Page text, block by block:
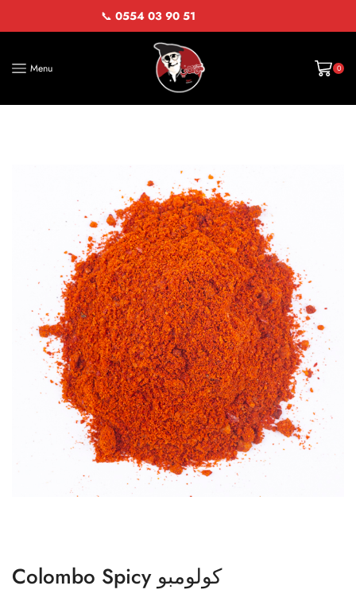
📞 0554 03 90 51
Menu 0
Colombo Spicy كولومبو